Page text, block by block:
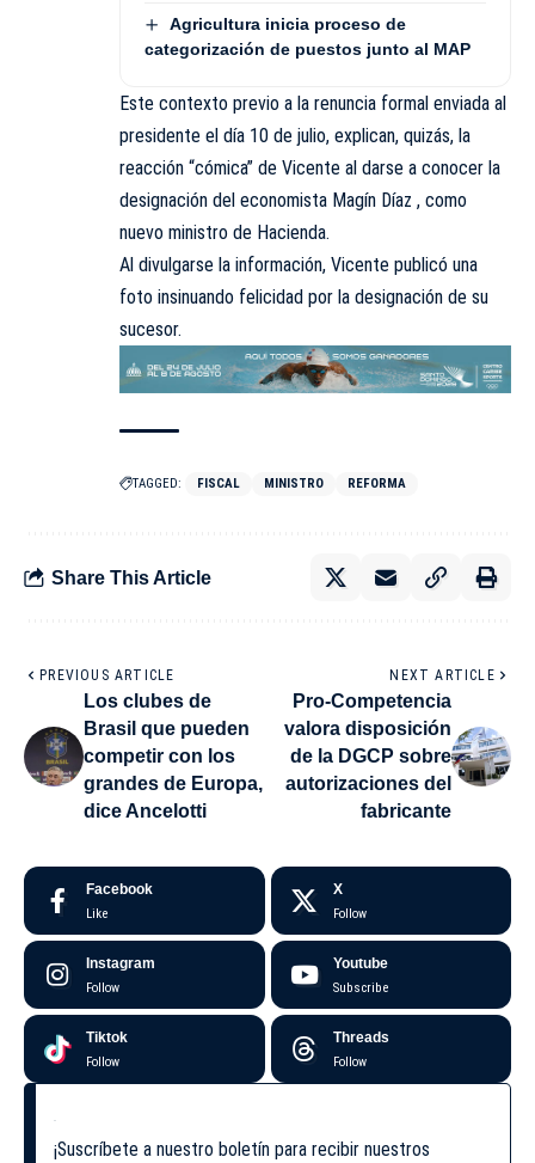
Agricultura inicia proceso de
categorización de puestos junto al MAP
Este contexto previo a la renuncia formal enviada al
presidente el día 10 de julio, explican, quizás, la
reacción “cómica” de Vicente al darse a conocer la
designación del economista Magín Díaz , como
nuevo ministro de Hacienda.
Al divulgarse la información, Vicente publicó una
foto insinuando felicidad por la designación de su
sucesor.
TAGGED: FISCAL MINISTRO REFORMA
Share This Article
PREVIOUS ARTICLE
Los clubes de
Brasil que pueden
competir con los
grandes de Europa,
dice Ancelotti
NEXT ARTICLE
Pro-Competencia
valora disposición
de la DGCP sobre
autorizaciones del
fabricante
Facebook
Like
X
Follow
Instagram
Follow
Youtube
Subscribe
Tiktok
Follow
Threads
Follow
¡Suscríbete a nuestro boletín para recibir nuestros